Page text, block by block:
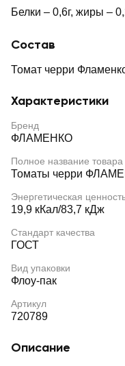
Белки – 0,6г, жиры –
Состав
Томат черри
Характеристики
Бренд
ФЛАМЕНКО
Полное название
Томаты черри
Энергетическая
19,9 кКал/83,7 кДж
Стандарт качества
ГОСТ
Вид упаковки
Флоу-пак
Артикул
720789
Описание